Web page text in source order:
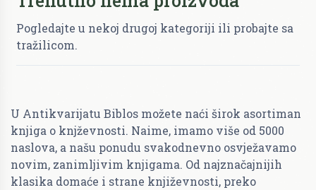
Pogledajte u nekoj drugoj kategoriji ili probajte sa
tražilicom.
U Antikvarijatu Biblos možete naći širok asortiman
knjiga o knjževnosti. Naime, imamo više od 5000
naslova, a našu ponudu svakodnevno osvježavamo
novim, zanimljivim knjigama. Od najznačajnijih
klasika domaće i strane književnosti, preko